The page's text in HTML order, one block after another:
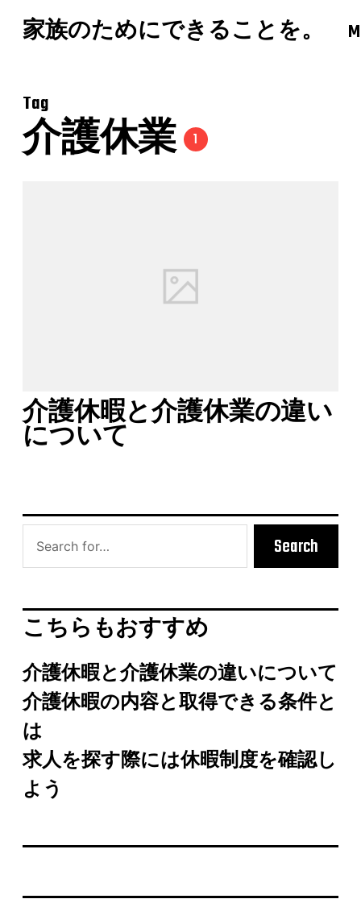
家族のためにできることを。
Tag
介護休業 1
介護休暇と介護休業の違い
について
Search
こちらもおすすめ
介護休暇と介護休業の違いについて
介護休暇の内容と取得できる条件と
は
求人を探す際には休暇制度を確認し
よう